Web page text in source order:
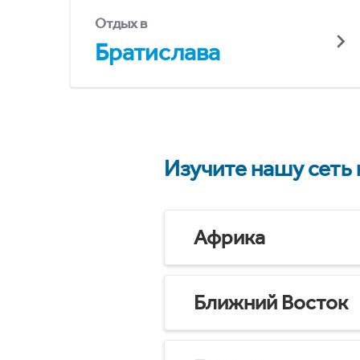
Отдых в
Братислава
Изучите нашу
Африка
Ближний Восток